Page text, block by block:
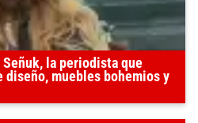
la periodista que
diseño, muebles bohemios y